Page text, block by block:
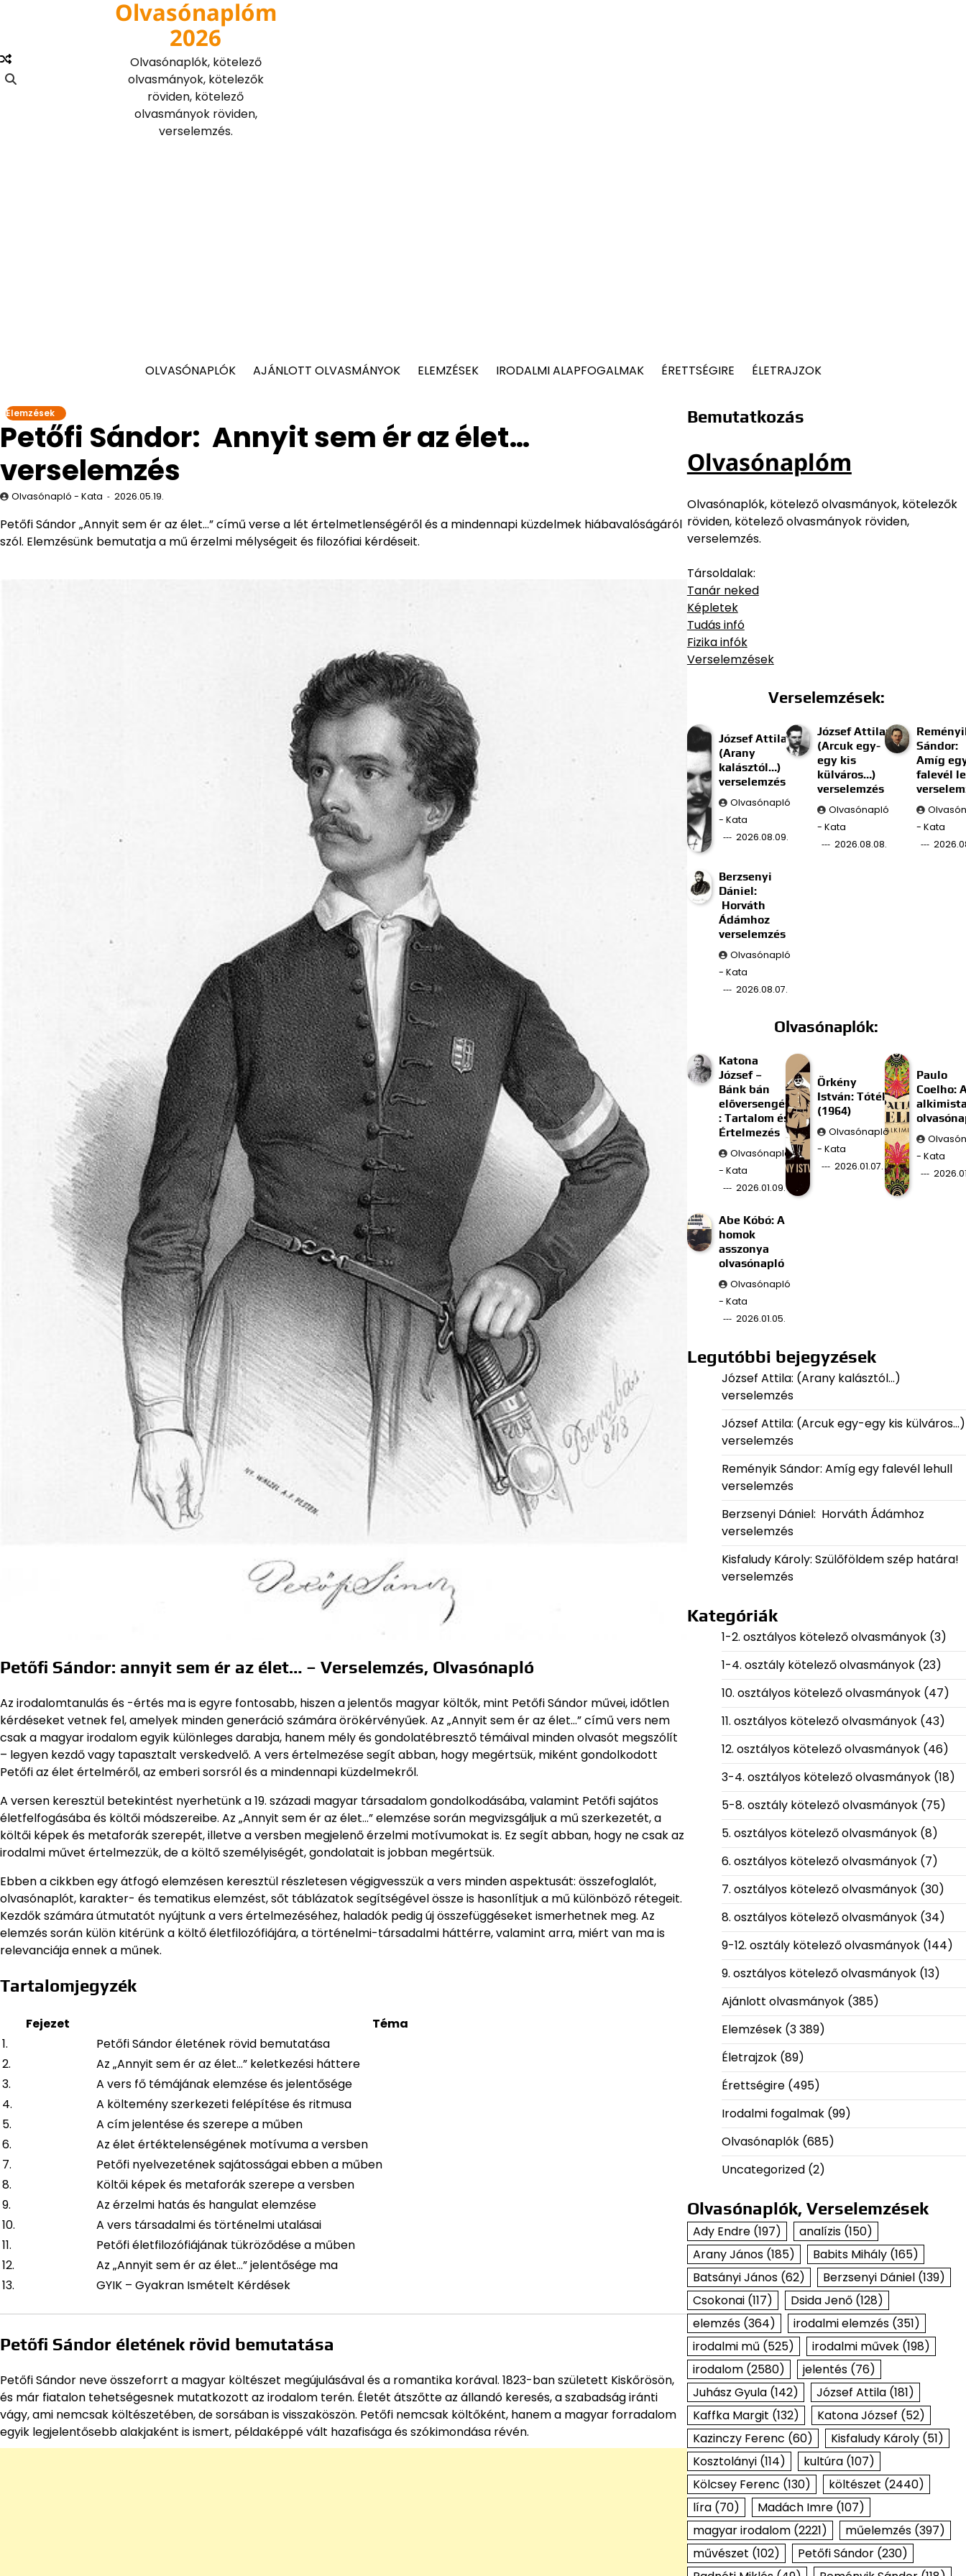
Olvasónaplóm
2026
Olvasónaplók, kötelező
olvasmányok, kötelezők
röviden, kötelező
olvasmányok röviden,
verselemzés.
OLVASÓNAPLÓK AJÁNLOTT OLVASMÁNYOK ELEMZÉSEK IRODALMI ALAPFOGALMAK ÉRETTSÉGIRE ÉLETRAJZOK
Elemzések
Petőfi Sándor: Annyit sem ér az élet…
verselemzés
Olvasónapló - Kata 2026.05.19.
Petőfi Sándor „Annyit sem ér az élet…” című verse a lét értelmetlenségéről és a mindennapi küzdelmek hiábavalóságáról
szól. Elemzésünk bemutatja a mű érzelmi mélységeit és filozófiai kérdéseit.
Petőfi Sándor: annyit sem ér az élet… – Verselemzés, Olvasónapló
Az irodalomtanulás és -értés ma is egyre fontosabb, hiszen a jelentős magyar költők, mint Petőfi Sándor művei, időtlen
kérdéseket vetnek fel, amelyek minden generáció számára örökérvényűek. Az „Annyit sem ér az élet…” című vers nem
csak a magyar irodalom egyik különleges darabja, hanem mély és gondolatébresztő témáival minden olvasót megszólít
– legyen kezdő vagy tapasztalt verskedvelő. A vers értelmezése segít abban, hogy megértsük, miként gondolkodott
Petőfi az élet értelméről, az emberi sorsról és a mindennapi küzdelmekről.
A versen keresztül betekintést nyerhetünk a 19. századi magyar társadalom gondolkodásába, valamint Petőfi sajátos
életfelfogásába és költői módszereibe. Az „Annyit sem ér az élet…” elemzése során megvizsgáljuk a mű szerkezetét, a
költői képek és metaforák szerepét, illetve a versben megjelenő érzelmi motívumokat is. Ez segít abban, hogy ne csak az
irodalmi művet értelmezzük, de a költő személyiségét, gondolatait is jobban megértsük.
Ebben a cikkben egy átfogó elemzésen keresztül részletesen végigvesszük a vers minden aspektusát: összefoglalót,
olvasónaplót, karakter- és tematikus elemzést, sőt táblázatok segítségével össze is hasonlítjuk a mű különböző rétegeit.
Kezdők számára útmutatót nyújtunk a vers értelmezéséhez, haladók pedig új összefüggéseket ismerhetnek meg. Az
elemzés során külön kitérünk a költő életfilozófiájára, a történelmi-társadalmi háttérre, valamint arra, miért van ma is
relevanciája ennek a műnek.
Tartalomjegyzék
Fejezet
Téma
1.
Petőfi Sándor életének rövid bemutatása
2.
Az „Annyit sem ér az élet…” keletkezési háttere
3.
A vers fő témájának elemzése és jelentősége
4.
A költemény szerkezeti felépítése és ritmusa
5.
A cím jelentése és szerepe a műben
6.
Az élet értéktelenségének motívuma a versben
7.
Petőfi nyelvezetének sajátosságai ebben a műben
8.
Költői képek és metaforák szerepe a versben
9.
Az érzelmi hatás és hangulat elemzése
10.
A vers társadalmi és történelmi utalásai
11.
Petőfi életfilozófiájának tükröződése a műben
12.
Az „Annyit sem ér az élet…” jelentősége ma
13.
GYIK – Gyakran Ismételt Kérdések
Petőfi Sándor életének rövid bemutatása
Petőfi Sándor neve összeforrt a magyar költészet megújulásával és a romantika korával. 1823-ban született Kiskőrösön,
és már fiatalon tehetségesnek mutatkozott az irodalom terén. Életét átszőtte az állandó keresés, a szabadság iránti
vágy, ami nemcsak költészetében, de sorsában is visszaköszön. Petőfi nemcsak költőként, hanem a magyar forradalom
egyik legjelentősebb alakjaként is ismert, példaképpé vált hazafisága és szókimondása révén.
Bemutatkozás
Olvasónaplóm
Olvasónaplók, kötelező olvasmányok, kötelezők
röviden, kötelező olvasmányok röviden,
verselemzés.
Társoldalak:
Tanár neked
Képletek
Tudás infó
Fizika infók
Verselemzések
Verselemzések:
József Attila:
(Arany
kalásztól…)
verselemzés
Olvasónapló
- Kata
2026.08.09.
József Attila:
(Arcuk egy-
egy kis
külváros…)
verselemzés
Olvasónapló
- Kata
2026.08.08.
Sándor:
Amíg
falevél
- Kata
Berzsenyi
Dániel:
Horváth
Ádámhoz
verselemzés
Olvasónapló
- Kata
2026.08.07.
Olvasónaplók:
Katona
József –
Bánk bán
előversengés
: Tartalom és
Értelmezés
Olvasónapló
- Kata
2026.01.09.
Örkény
István: Tóték
(1964)
Olvasónapló
- Kata
2026.01.07.
Paulo
Coelho:
- Kata
Abe Kóbó: A
homok
asszonya
olvasónapló
Olvasónapló
- Kata
2026.01.05.
Legutóbbi bejegyzések
József Attila: (Arany kalásztól…)
verselemzés
József Attila: (Arcuk egy-egy kis külváros…)
verselemzés
Reményik Sándor: Amíg egy falevél lehull
verselemzés
Berzsenyi Dániel: Horváth Ádámhoz
verselemzés
Kisfaludy Károly: Szülőföldem szép határa!
verselemzés
Kategóriák
1-2. osztályos kötelező olvasmányok(3)
1-4. osztály kötelező olvasmányok(23)
10. osztályos kötelező olvasmányok(47)
11. osztályos kötelező olvasmányok(43)
12. osztályos kötelező olvasmányok(46)
3-4. osztályos kötelező olvasmányok(18)
5-8. osztály kötelező olvasmányok(75)
5. osztályos kötelező olvasmányok(8)
6. osztályos kötelező olvasmányok(7)
7. osztályos kötelező olvasmányok(30)
8. osztályos kötelező olvasmányok(34)
9-12. osztály kötelező olvasmányok(144)
9. osztályos kötelező olvasmányok(13)
Ajánlott olvasmányok(385)
Elemzések(3 389)
Életrajzok(89)
Érettségire(495)
Irodalmi fogalmak(99)
Olvasónaplók(685)
Uncategorized(2)
Olvasónaplók, Verselemzések
Ady Endre(197) analízis(150)
Arany János(185) Babits Mihály(165)
Batsányi János(62) Berzsenyi Dániel(139)
Csokonai(117) Dsida Jenő(128)
elemzés(364) irodalmi elemzés(351)
irodalmi mű (525) irodalmi művek(198)
irodalom(2580) jelentés(76)
Juhász Gyula(142) József Attila(181)
Kaffka Margit (132) Katona József (52)
Kazinczy Ferenc (60) Kisfaludy Károly(51)
Kosztolányi(114) kultúra(107)
Kölcsey Ferenc (130) költészet (2440)
líra(70) Madách Imre(107)
magyar irodalom(2221) műelemzés(397)
művészet (102) Petőfi Sándor(230)